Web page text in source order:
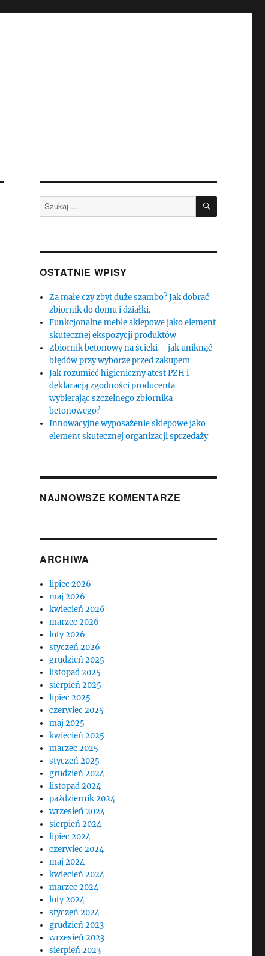
Szukaj: SZUKAJ
OSTATNIE WPISY
Za małe czy zbyt duże szambo? Jak dobrać
zbiornik do domu i działki.
Funkcjonalne meble sklepowe jako element
skutecznej ekspozycji produktów
Zbiornik betonowy na ścieki – jak uniknąć
błędów przy wyborze przed zakupem
Jak rozumieć higieniczny atest PZH i
deklaracją zgodności producenta
wybierając szczelnego zbiornika
betonowego?
Innowacyjne wyposażenie sklepowe jako
element skutecznej organizacji sprzedaży
NAJNOWSZE KOMENTARZE
ARCHIWA
lipiec 2026
maj 2026
kwiecień 2026
marzec 2026
luty 2026
styczeń 2026
grudzień 2025
listopad 2025
sierpień 2025
lipiec 2025
czerwiec 2025
maj 2025
kwiecień 2025
marzec 2025
styczeń 2025
grudzień 2024
listopad 2024
październik 2024
wrzesień 2024
sierpień 2024
lipiec 2024
czerwiec 2024
maj 2024
kwiecień 2024
marzec 2024
luty 2024
styczeń 2024
grudzień 2023
wrzesień 2023
sierpień 2023